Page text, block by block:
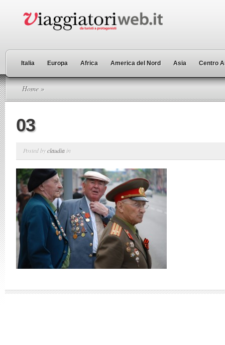
Italia Europa Africa America del Nord Asia Centro
Home »
03
Posted byclaudia in